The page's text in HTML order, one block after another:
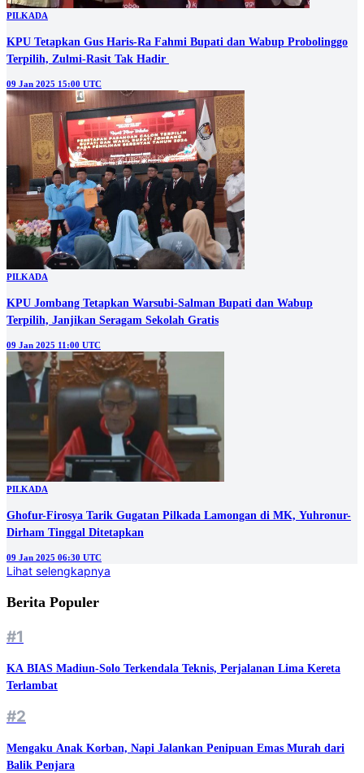
PILKADA
KPU Tetapkan Gus Haris-Ra Fahmi Bupati dan Wabup Probolinggo
Terpilih, Zulmi-Rasit Tak Hadir
09 Jan 2025 15:00 UTC
PILKADA
KPU Jombang Tetapkan Warsubi-Salman Bupati dan Wabup
Terpilih, Janjikan Seragam Sekolah Gratis
09 Jan 2025 11:00 UTC
PILKADA
Ghofur-Firosya Tarik Gugatan Pilkada Lamongan di MK, Yuhronur-
Dirham Tinggal Ditetapkan
09 Jan 2025 06:30 UTC
Lihat selengkapnya
Berita Populer
#1
KA BIAS Madiun-Solo Terkendala Teknis, Perjalanan Lima Kereta
Terlambat
#2
Mengaku Anak Korban, Napi Jalankan Penipuan Emas Murah dari
Balik Penjara